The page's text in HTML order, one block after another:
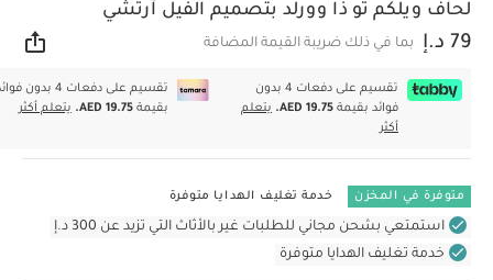
لحاف ويلكم تو ذا وورلد بتصميم الفيل آرتشي
79 د.إ بما في ذلك ضريبة القيمة المضافة
تقسيم على دفعات 4 بدون
فوائد بقيمة AED 19.75.
يتعلم
أكثر
تقسيم على دفعات 4 بدون
بقيمةAED 19.75. يتعلم أكثر
متوفرة في المخزن خدمة تغليف الهدايا متوفرة
استمتعي بشحن مجاني للطلبات غير بالأثاث التي تزيد عن 300 د.إ
خدمة تغليف الهدايا متوفرة